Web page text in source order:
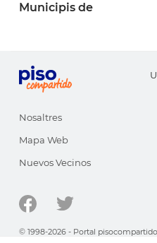
Municipis de
Nosaltres
Mapa Web
Nuevos Vecinos
© 1998-2026 - Portal